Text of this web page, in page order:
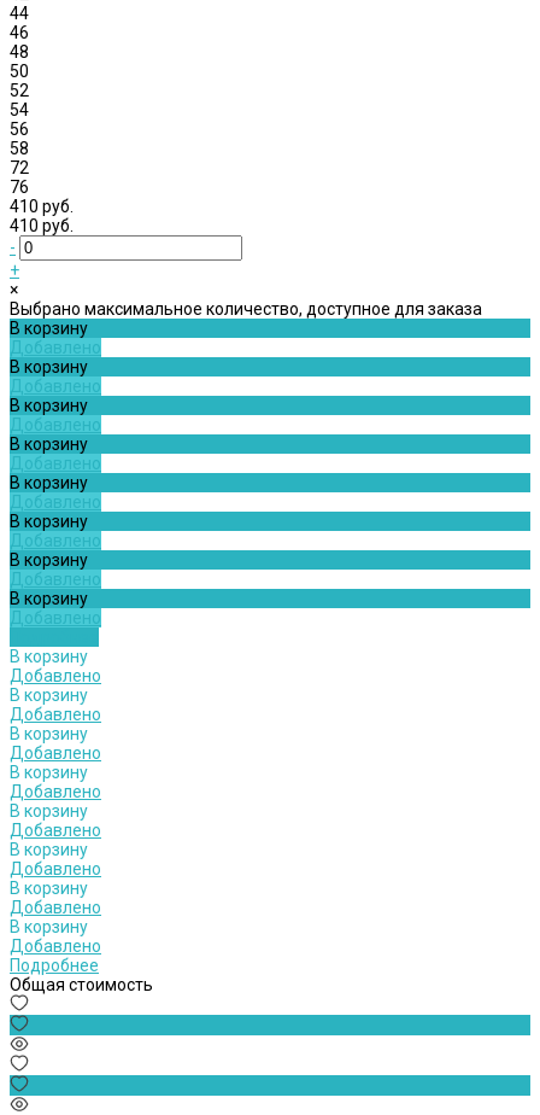
44
46
48
50
52
54
56
58
72
76
410 руб.
410 руб.
-
+
×
Выбрано максимальное количество, доступное для заказа
В корзину
Добавлено
В корзину
Добавлено
В корзину
Добавлено
В корзину
Добавлено
В корзину
Добавлено
В корзину
Добавлено
В корзину
Добавлено
В корзину
Добавлено
В корзину
Добавлено
В корзину
Добавлено
В корзину
Добавлено
В корзину
Добавлено
В корзину
Добавлено
В корзину
Добавлено
В корзину
Добавлено
В корзину
Добавлено
Подробнее
Общая стоимость